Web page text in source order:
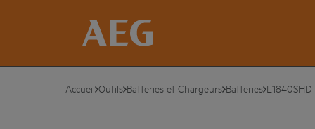
Accueil Outils Batteries et Chargeurs Batteries L1840SHD